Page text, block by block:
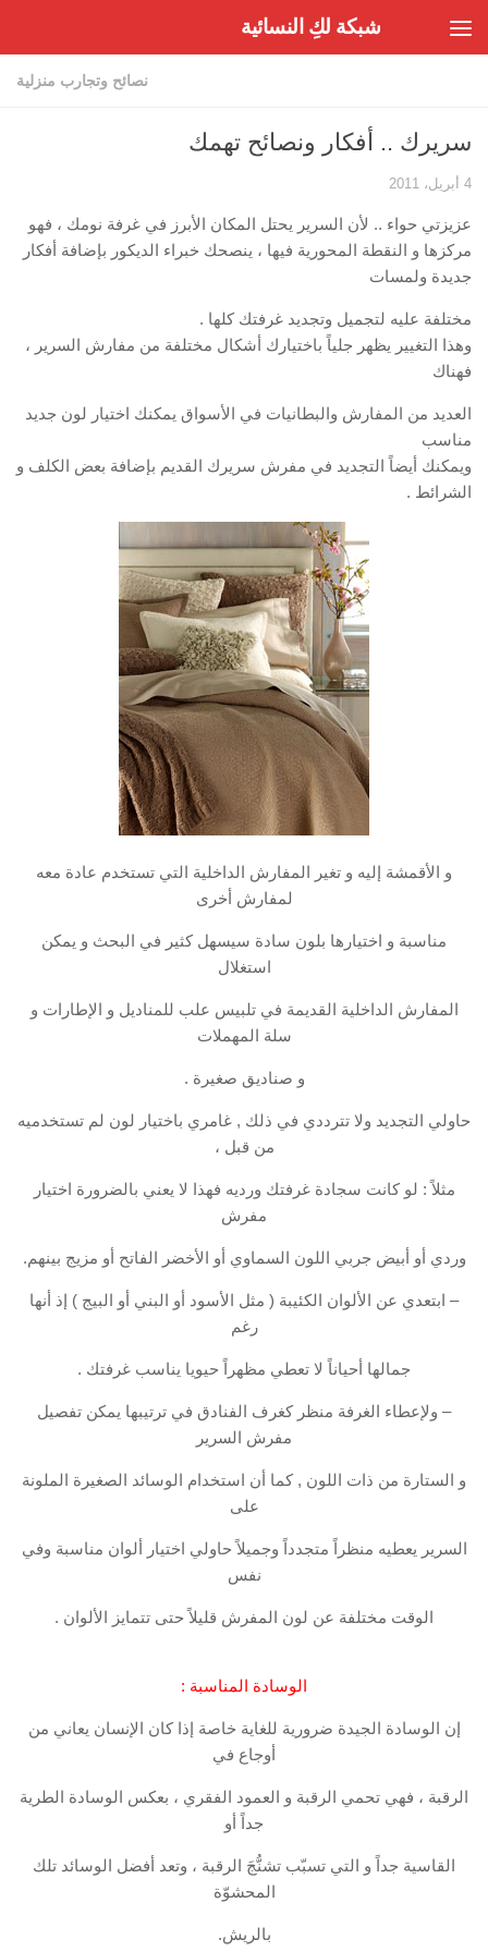
شبكة لكِ النسائية
نصائح وتجارب منزلية
سريرك .. أفكار ونصائح تهمك
4 أبريل، 2011
عزيزتي حواء .. لأن السرير يحتل المكان الأبرز في غرفة نومك ، فهو
مركزها و النقطة المحورية فيها ، ينصحك خبراء الديكور بإضافة أفكار
جديدة ولمسات
مختلفة عليه لتجميل وتجديد غرفتك كلها .
وهذا التغيير يظهر جلياً باختيارك أشكال مختلفة من مفارش السرير ،
فهناك
العديد من المفارش والبطانيات في الأسواق يمكنك اختيار لون جديد
مناسب
ويمكنك أيضاً التجديد في مفرش سريرك القديم بإضافة بعض الكلف و
الشرائط .
و الأقمشة إليه و تغير المفارش الداخلية التي تستخدم عادة معه
لمفارش أخرى
مناسبة و اختيارها بلون سادة سيسهل كثير في البحث و يمكن
استغلال
المفارش الداخلية القديمة في تلبيس علب للمناديل و الإطارات و
سلة المهملات
و صناديق صغيرة .
حاولي التجديد ولا تترددي في ذلك , غامري باختيار لون لم تستخدميه
من قبل ،
مثلاً : لو كانت سجادة غرفتك ورديه فهذا لا يعني بالضرورة اختيار
مفرش
وردي أو أبيض جربي اللون السماوي أو الأخضر الفاتح أو مزيج بينهم.
– ابتعدي عن الألوان الكئيبة ( مثل الأسود أو البني أو البيج ) إذ أنها
رغم
جمالها أحياناً لا تعطي مظهراً حيويا يناسب غرفتك .
– ولإعطاء الغرفة منظر كغرف الفنادق في ترتيبها يمكن تفصيل
مفرش السرير
و الستارة من ذات اللون , كما أن استخدام الوسائد الصغيرة الملونة
على
السرير يعطيه منظراً متجدداً وجميلاً حاولي اختيار ألوان مناسبة وفي
نفس
الوقت مختلفة عن لون المفرش قليلاً حتى تتمايز الألوان .
الوسادة المناسبة :
إن الوسادة الجيدة ضرورية للغاية خاصة إذا كان الإنسان يعاني من
أوجاع في
الرقبة ، فهي تحمي الرقبة و العمود الفقري ، بعكس الوسادة الطرية
جداً أو
القاسية جداً و التي تسبّب تشنُّجَ الرقبة ، وتعد أفضل الوسائد تلك
المحشوّة
بالريش.